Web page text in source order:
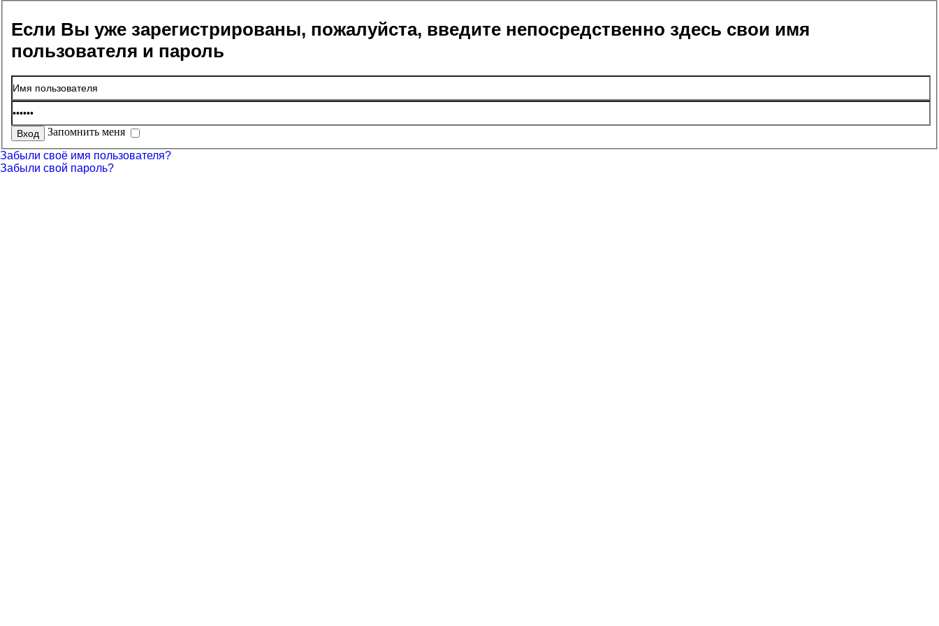
Если Вы уже зарегистрированы, пожалуйста, введите непосредственно здесь свои имя
пользователя и пароль
Запомнить меня
Забыли своё имя пользователя?
Забыли свой пароль?